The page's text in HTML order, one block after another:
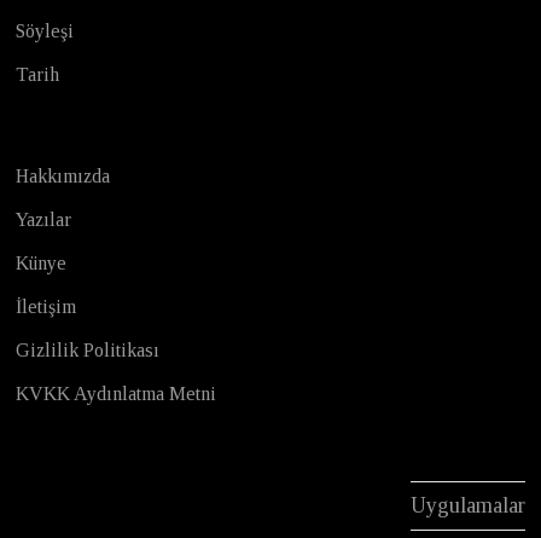
Söyleşi
Tarih
Hakkımızda
Yazılar
Künye
İletişim
Gizlilik Politikası
KVKK Aydınlatma Metni
Uygulamalar